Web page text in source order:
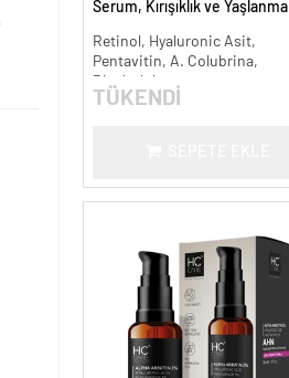
Serum, Kırışıklık ve Yaşlanma
Retinol, Hyaluronic Asit,
Pentavitin, A. Colubrina,
Bisabolol
TÜKENDİ